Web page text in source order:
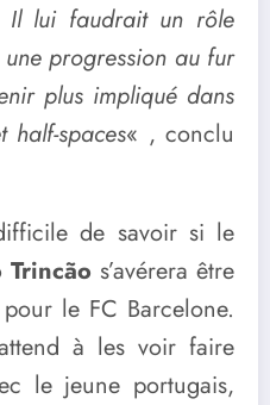
Il lui faudrait un rôle
progression au fur
plus impliqué dans
half-spaces« , conclu
de savoir si le
Trincão s’avérera être
le FC Barcelone.
à les voir faire
le jeune portugais,